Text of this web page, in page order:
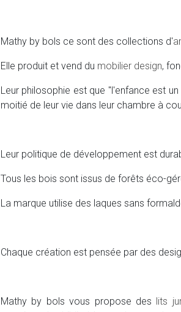
Mathy by bols ce sont des collections d'
Elle produit et vend du mobilier design,
Leur philosophie est que "l'enfance est
moitié de leur vie dans leur chambre à
Leur politique de développement est
Tous les bois sont issus de forêts éco-
La marque utilise des laques sans
Chaque création est pensée par des
Mathy by bols vous propose des lits